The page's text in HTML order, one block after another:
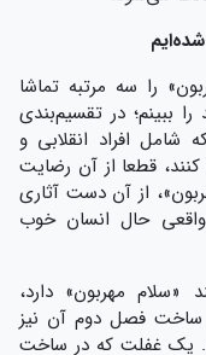
را سه مرتبه تماشا
ببینم؛ در تقسیم‌بندی
شامل افراد انقلابی و
قطعا از آن رضایت
از آن دست آثاری
حال انسان خوب
مهربون» دارد،
ساخت فصل دوم آن نیز
یک غفلت که در ساخت